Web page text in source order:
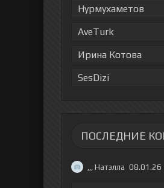
Нурмухаметов
AveTurk
Ирина Котова
SesDizi
ПОСЛЕДНИЕ
,,, Натэлла 08.01.26